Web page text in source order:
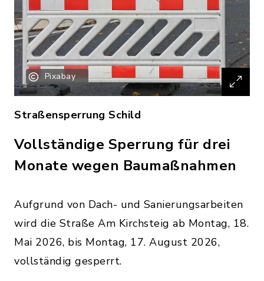
Pixabay
Straßensperrung Schild
Vollständige Sperrung für drei
Monate wegen Baumaßnahmen
Aufgrund von Dach- und Sanierungsarbeiten
wird die Straße Am Kirchsteig ab Montag, 18.
Mai 2026, bis Montag, 17. August 2026,
vollständig gesperrt.